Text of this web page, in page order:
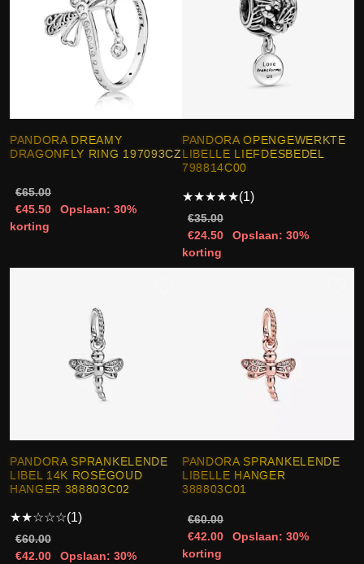
PANDORA DREAMY
DRAGONFLY RING 197093CZ
€65.00
€45.50
Opslaan: 30%
korting
PANDORA OPENGEWERKTE
LIBELLE LIEFDESBEDEL
798814C00
★★★★★(1)
€35.00
€24.50
Opslaan: 30%
korting
PANDORA SPRANKELENDE
LIBEL 14K ROSÉGOUD
HANGER 388803C02
★★☆☆☆(1)
€60.00
€42.00
Opslaan: 30%
PANDORA SPRANKELENDE
LIBELLE HANGER
388803C01
€60.00
€42.00
Opslaan: 30%
korting